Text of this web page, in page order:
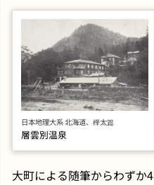
日本地理大系 北海道、樺太篇
層雲別温泉
大町による随筆からわずか